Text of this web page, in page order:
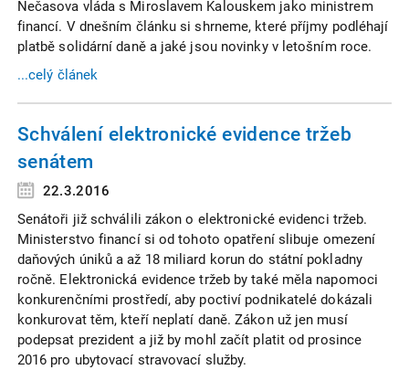
Nečasova vláda s Miroslavem Kalouskem jako ministrem
financí. V dnešním článku si shrneme, které příjmy podléhají
platbě solidární daně a jaké jsou novinky v letošním roce.
...celý článek
Schválení elektronické evidence tržeb
senátem
22.3.2016
Senátoři již schválili zákon o elektronické evidenci tržeb.
Ministerstvo financí si od tohoto opatření slibuje omezení
daňových úniků a až 18 miliard korun do státní pokladny
ročně. Elektronická evidence tržeb by také měla napomoci
konkurenčními prostředí, aby poctiví podnikatelé dokázali
konkurovat těm, kteří neplatí daně. Zákon už jen musí
podepsat prezident a již by mohl začít platit od prosince
2016 pro ubytovací stravovací služby.